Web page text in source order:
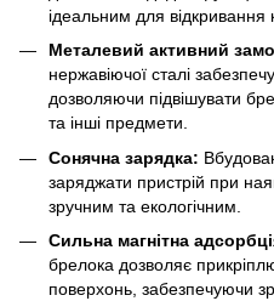
ідеальним для відкривання
Металевий активний
нержавіючої сталі
дозволяючи підвішувати
та інші предмети.
Сонячна зарядка:
заряджати пристрій при
зручним та екологічним.
Сильна магнітна
брелока дозволяє
поверхонь, забезпечуючи